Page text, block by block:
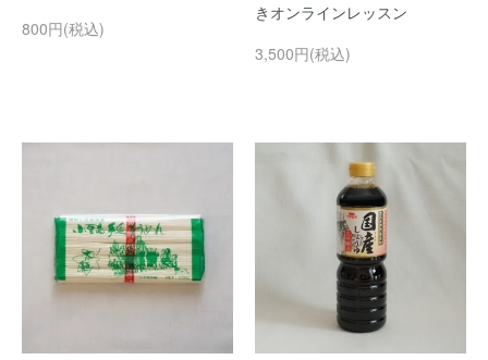
800円(税込)
きオンラインレッスン
3,500円(税込)